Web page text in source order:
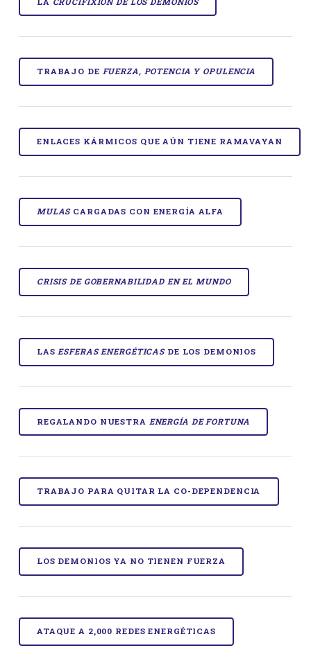
TRABAJO DE FUERZA, POTENCIA Y OPULENCIA
ENLACES KÁRMICOS QUE AÚN TIENE RAMAVAYAN
MULASCARGADAS CON ENERGÍA ALFA
CRISIS DE GOBERNABILIDAD EN EL MUNDO
LAS ESFERAS ENERGÉTICASDE LOS DEMONIOS
REGALANDO NUESTRA ENERGÍA DE FORTUNA
TRABAJO PARA QUITAR LA CO-DEPENDENCIA
LOS DEMONIOS YA NO TIENEN FUERZA
ATAQUE A 2,000 REDES ENERGÉTICAS